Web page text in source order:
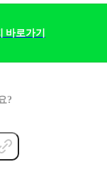
바로가기
?